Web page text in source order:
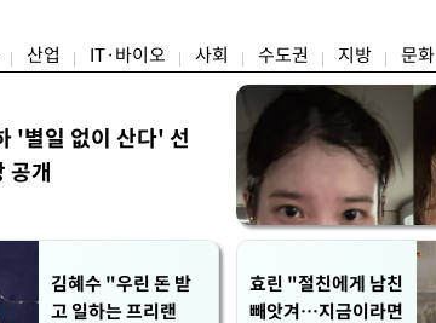
산업 IT·바이오 사회 수도권 지방 문화
'별일 없이 산다' 선
공개
김혜수 "우린 돈 받
고 일하는 프리랜
효린 "절친에게 남친
빼앗겨…지금이라면